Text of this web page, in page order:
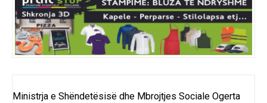
Ministrja e Shëndetësisë dhe Mbrojtjes Sociale Ogerta